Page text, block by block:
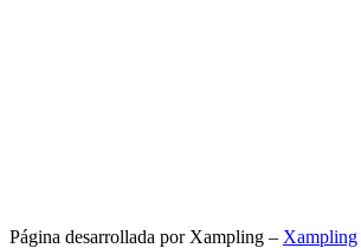
Página desarrollada por Xampling – Xampling